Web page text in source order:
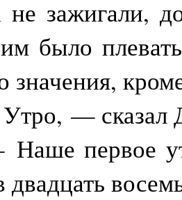
не зажигали,
было
значения,
— сказал
первое
двадцать